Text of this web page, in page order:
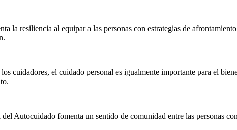
la resiliencia al equipar a las personas con estrategias de
cuidadores, el cuidado personal es igualmente importante para el
Autocuidado fomenta un sentido de comunidad entre las personas